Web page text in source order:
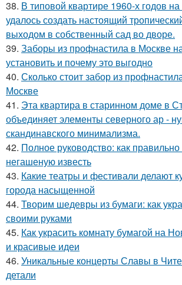
38. В типовой квартире 1960-х годов
удалось создать настоящий
выходом в собственный сад во дворе.
39. Заборы из профнастила в Москве
установить и почему это выгодно
40. Сколько стоит забор из
Москве
41. Эта квартира в старинном доме в
объединяет элементы северного ар -
скандинавского минимализма.
42. Полное руководство: как правильно
негашеную известь
43. Какие театры и фестивали делают
города насыщенной
44. Творим шедевры из бумаги: как
своими руками
45. Как украсить комнату бумагой на
и красивые идеи
46. Уникальные концерты Славы в
детали